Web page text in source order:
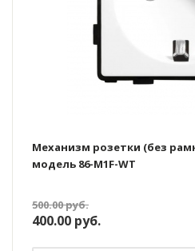
Механизм розетки (без
модель 86-M1F-WT
500.00руб.
400.00 руб.